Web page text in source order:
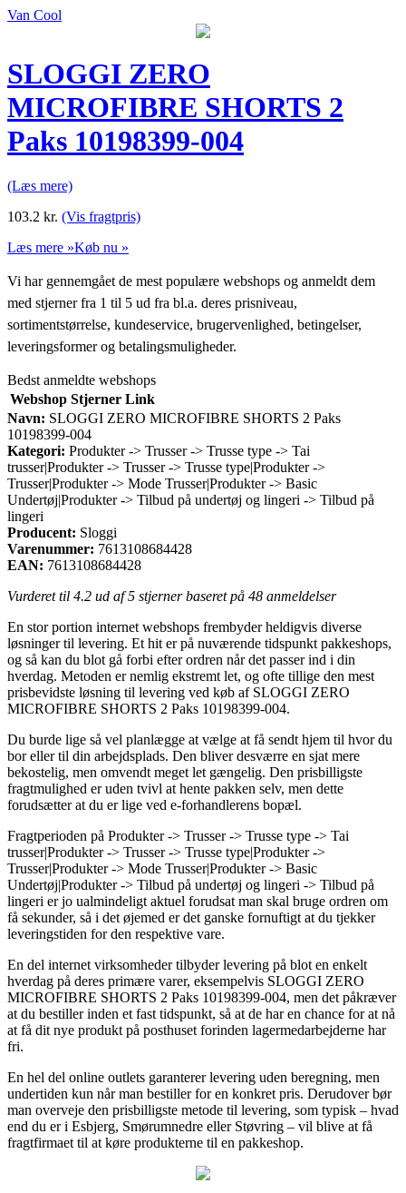
Van Cool
SLOGGI ZERO
MICROFIBRE SHORTS 2
Paks 10198399-004
(Læs mere)
103.2 kr. (Vis fragtpris)
Læs mere »Køb nu »
Vi har gennemgået de mest populære webshops og anmeldt dem
med stjerner fra 1 til 5 ud fra bl.a. deres prisniveau,
sortimentstørrelse, kundeservice, brugervenlighed, betingelser,
leveringsformer og betalingsmuligheder.
Bedst anmeldte webshops
Webshop Stjerner Link
Navn: SLOGGI ZERO MICROFIBRE SHORTS 2 Paks
10198399-004
Kategori: Produkter -> Trusser -> Trusse type -> Tai
trusser|Produkter -> Trusser -> Trusse type|Produkter ->
Trusser|Produkter -> Mode Trusser|Produkter -> Basic
Undertøj|Produkter -> Tilbud på undertøj og lingeri -> Tilbud på
lingeri
Producent: Sloggi
Varenummer: 7613108684428
EAN: 7613108684428
Vurderet til 4.2 ud af 5 stjerner baseret på 48 anmeldelser
En stor portion internet webshops frembyder heldigvis diverse
løsninger til levering. Et hit er på nuværende tidspunkt pakkeshops,
og så kan du blot gå forbi efter ordren når det passer ind i din
hverdag. Metoden er nemlig ekstremt let, og ofte tillige den mest
prisbevidste løsning til levering ved køb af SLOGGI ZERO
MICROFIBRE SHORTS 2 Paks 10198399-004.
Du burde lige så vel planlægge at vælge at få sendt hjem til hvor du
bor eller til din arbejdsplads. Den bliver desværre en sjat mere
bekostelig, men omvendt meget let gængelig. Den prisbilligste
fragtmulighed er uden tvivl at hente pakken selv, men dette
forudsætter at du er lige ved e-forhandlerens bopæl.
Fragtperioden på Produkter -> Trusser -> Trusse type -> Tai
trusser|Produkter -> Trusser -> Trusse type|Produkter ->
Trusser|Produkter -> Mode Trusser|Produkter -> Basic
Undertøj|Produkter -> Tilbud på undertøj og lingeri -> Tilbud på
lingeri er jo ualmindeligt aktuel forudsat man skal bruge ordren om
få sekunder, så i det øjemed er det ganske fornuftigt at du tjekker
leveringstiden for den respektive vare.
En del internet virksomheder tilbyder levering på blot en enkelt
hverdag på deres primære varer, eksempelvis SLOGGI ZERO
MICROFIBRE SHORTS 2 Paks 10198399-004, men det påkræver
at du bestiller inden et fast tidspunkt, så at de har en chance for at nå
at få dit nye produkt på posthuset forinden lagermedarbejderne har
fri.
En hel del online outlets garanterer levering uden beregning, men
undertiden kun når man bestiller for en konkret pris. Derudover bør
man overveje den prisbilligste metode til levering, som typisk – hvad
end du er i Esbjerg, Smørumnedre eller Støvring – vil blive at få
fragtfirmaet til at køre produkterne til en pakkeshop.